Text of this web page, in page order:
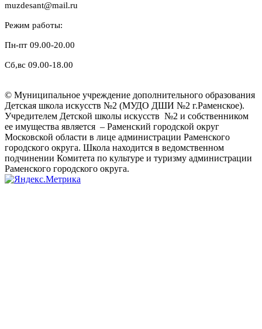
muzdesant@mail.ru
Режим работы:
Пн-пт 09.00-20.00
Сб,вс 09.00-18.00
© Муниципальное учреждение дополнительного образования
Детская школа искусств №2 (МУДО ДШИ №2 г.Раменское).
Учредителем Детской школы искусств №2 и собственником
ее имущества является – Раменский городской округ
Московской области в лице администрации Раменского
городского округа. Школа находится в ведомственном
подчинении Комитета по культуре и туризму администрации
Раменского городского округа.